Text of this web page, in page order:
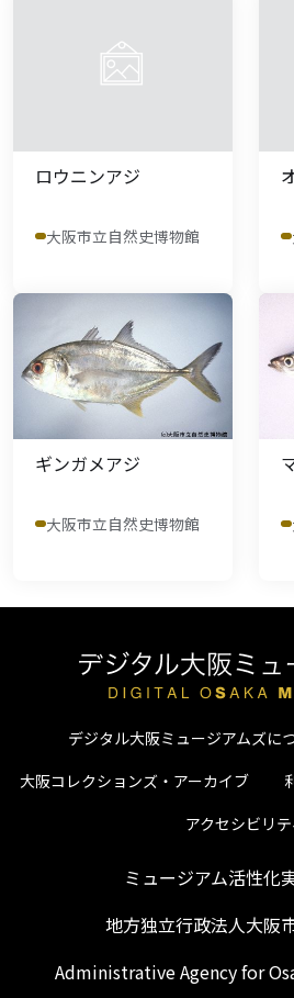
ロウニンアジ
大阪市立自然史博物館
ギンガメアジ
大阪市立自然史博物館
デジタル大阪ミュージアムズに
大阪コレクションズ・アーカイブ
アクセシビリテ
ミュージアム活性化
地方独立行政法人大阪
Administrative Agency for